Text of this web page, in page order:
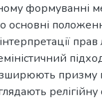
формуванні
основні
призму